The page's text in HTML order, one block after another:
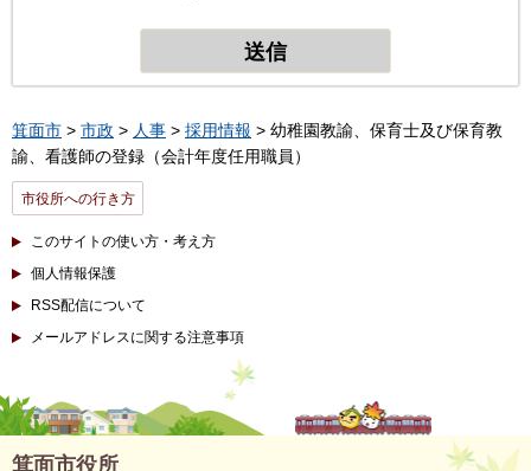
箕面市 > 市政 > 人事 > 採用情報 > 幼稚園教諭、保育士及び保育教
諭、看護師の登録（会計年度任用職員）
市役所への行き方
このサイトの使い方・考え方
個人情報保護
RSS配信について
メールアドレスに関する注意事項
箕面市役所